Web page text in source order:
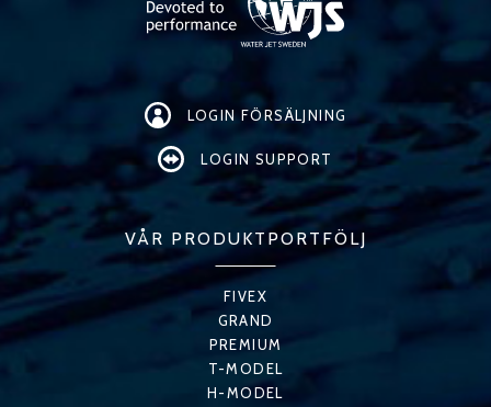
LOGIN FÖRSÄLJNING
LOGIN SUPPORT
VÅR PRODUKTPORTFÖLJ
FIVEX
GRAND
PREMIUM
T-MODEL
H-MODEL